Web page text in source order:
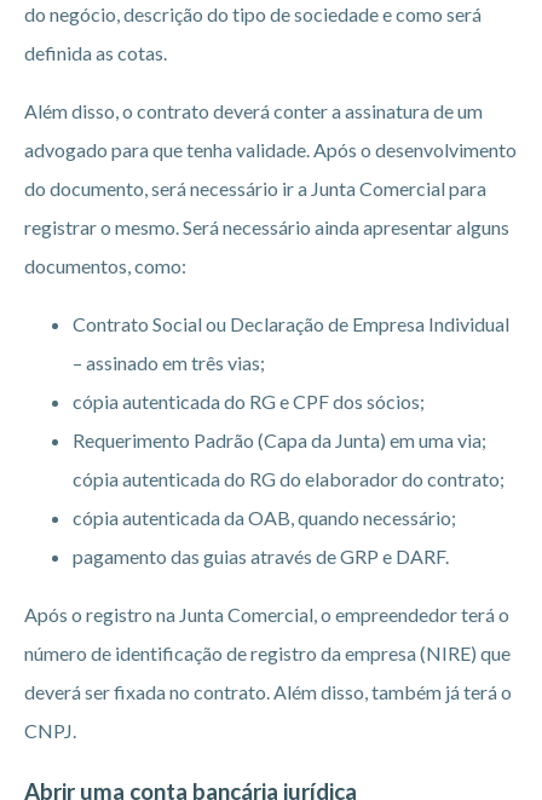
do negócio, descrição do tipo de sociedade e como será
definida as cotas.
Além disso, o contrato deverá conter a assinatura de um
advogado para que tenha validade. Após o desenvolvimento
do documento, será necessário ir a Junta Comercial para
registrar o mesmo. Será necessário ainda apresentar alguns
documentos, como:
Contrato Social ou Declaração de Empresa Individual
– assinado em três vias;
cópia autenticada do RG e CPF dos sócios;
Requerimento Padrão (Capa da Junta) em uma via;
cópia autenticada do RG do elaborador do contrato;
cópia autenticada da OAB, quando necessário;
pagamento das guias através de GRP e DARF.
Após o registro na Junta Comercial, o empreendedor terá o
número de identificação de registro da empresa (NIRE) que
deverá ser fixada no contrato. Além disso, também já terá o
CNPJ.
Abrir uma conta bancária jurídica